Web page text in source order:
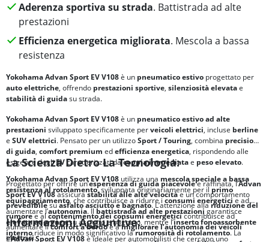
Aderenza sportiva su strada. Battistrada ad alte
prestazioni
Efficienza energetica migliorata. Mescola a bassa
resistenza
Yokohama Advan Sport EV V108è un pneumatico estivo progettato per
auto elettriche, offrendo prestazioni sportive, silenziosità elevatae
stabilità di guidasu strada.
Yokohama Advan Sport EV V108è un pneumatico estivo ad alte
prestazioni sviluppato specificamente perveicoli elettrici, incluse berline
e SUV elettrici. Pensato per un utilizzoSport / Touring, combina precisione
di guida, comfort premium edefficienza energetica, rispondendo alle
esigenze degliEVcaratterizzati dacoppia immediatae peso elevato.
Progettato per offrire un’esperienza di guida piacevolee raffinata, l’Advan
Sport EV V108assicurastabilità alle alte velocitàe un comportamento
prevedibilesuasfalto asciutto e bagnato. L’attenzione allariduzione del
rumoree alcontenimento dei consumi energeticicontribuisce ad
aumentare ilcomfort a bordoe amigliorare l’autonomia dei veicoli
elettrici.
La Scienza Dietro La Tecnologia:
Yokohama Advan Sport EV V108 utilizza una mescola speciale a bassa
resistenza al rotolamento, sviluppata originariamente per ilprimo
equipaggiamento, che contribuisce a ridurre iconsumi energeticie ad
aumentare l’autonomia. Ilbattistrada ad alte prestazionigarantisce
elevata aderenzasu asciutto e bagnato, mentre l’inserto fonoassorbente
internoriduce in modo significativo larumorosità di rotolamento. La
Informazioni Aggiuntive:
L’Advan Sport EV V108è ideale per automobilisti che cercano uno